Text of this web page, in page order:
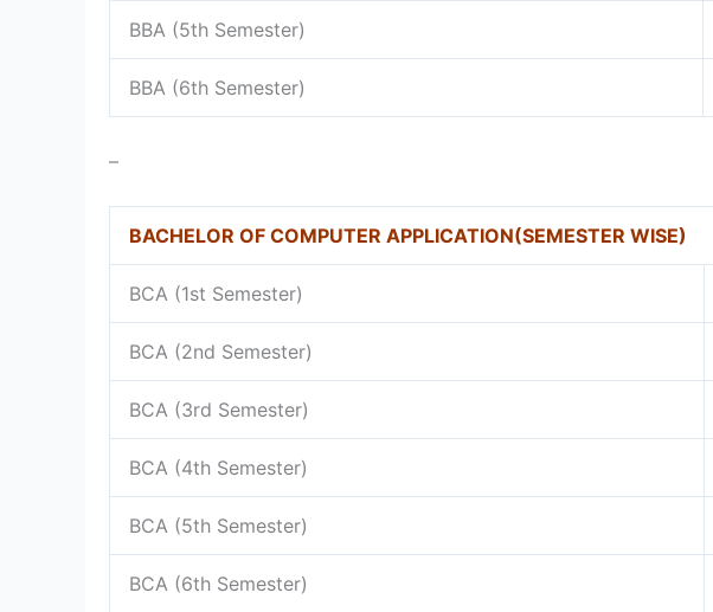
BBA (5th Semester)
BBA (6th Semester)
–
BACHELOR OF COMPUTER APPLICATION(SEMESTER WISE)
BCA (1st Semester)
BCA (2nd Semester)
BCA (3rd Semester)
BCA (4th Semester)
BCA (5th Semester)
BCA (6th Semester)